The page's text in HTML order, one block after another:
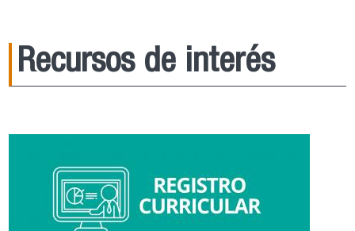
Recursos de interés